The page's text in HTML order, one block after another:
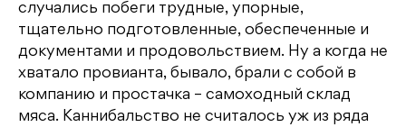
случались побеги трудные, упорные,
тщательно подготовленные, обеспеченные и
документами и продовольствием. Ну а когда не
хватало провианта, бывало, брали с собой в
компанию и простачка – самоходный склад
мяса. Каннибальство не считалось уж из ряда